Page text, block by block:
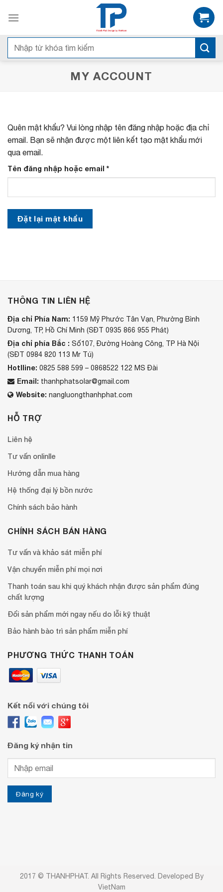
qua
dungTìm
kiếm:
MY ACCOUNT
Quên mật khẩu? Vui lòng nhập tên đăng nhập hoặc địa chỉ
email. Bạn sẽ nhận được một liên kết tạo mật khẩu mới
qua email.
Tên đăng nhập hoặc email *B
ắ
Đặt lại mật khẩu
THÔNG TIN LIÊN HỆ
Địa chỉ Phía Nam: 1159 Mỹ Phước Tân Vạn, Phường Bình
Dương, TP, Hồ Chí Minh (SĐT 0935 866 955 Phát)
Địa chỉ phía Bắc : Số107, Đường Hoàng Công, TP Hà Nội
(SĐT 0984 820 113 Mr Tú)
Hotlline: 0825 588 599 – 0868522 122 MS Đài
Email: thanhphatsolar@gmail.com
Website: nangluongthanhphat.com
HỖ TRỢ
Liên hệ
Tư vấn onlinlle
Hướng dẫn mua hàng
Hệ thống đại lý bồn nước
Chính sách bảo hành
CHÍNH SÁCH BÁN HÀNG
Tư vấn và khảo sát miễn phí
Vận chuyển miễn phí mọi nơi
Thanh toán sau khi quý khách nhận được sản phẩm đúng
chất lượng
Đổi sản phẩm mới ngay nếu do lỗi kỹ thuật
Bảo hành bào trì sản phẩm miễn phí
PHƯƠNG THỨC THANH TOÁN
Kết nối với chúng tôi
Đăng ký nhận tin
2017 © THANHPHAT. All Rights Reserved. Developed By
VietNam